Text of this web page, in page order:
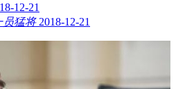
12-21
员猛将 2018-12-21